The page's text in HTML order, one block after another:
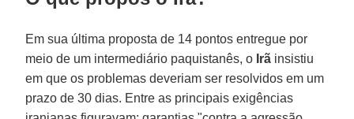
Em sua última proposta de 14 pontos entregue por
meio de um intermediário paquistanês, o Irã insistiu
em que os problemas deveriam ser resolvidos em um
prazo de 30 dias. Entre as principais exigências